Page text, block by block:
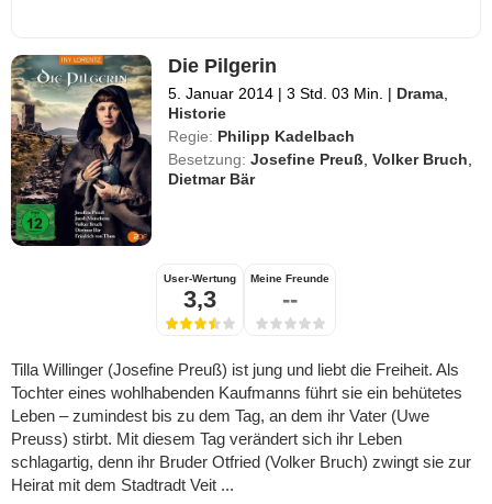
Die Pilgerin
5. Januar 2014 | 3 Std. 03 Min. | Drama,
Historie
Regie: Philipp Kadelbach
Besetzung: Josefine Preuß,Volker Bruch,
Dietmar Bär
User-Wertung
3,3
Meine Freunde
--
Tilla Willinger (Josefine Preuß) ist jung und liebt die Freiheit. Als
Tochter eines wohlhabenden Kaufmanns führt sie ein behütetes
Leben – zumindest bis zu dem Tag, an dem ihr Vater (Uwe
Preuss) stirbt. Mit diesem Tag verändert sich ihr Leben
schlagartig, denn ihr Bruder Otfried (Volker Bruch) zwingt sie zur
Heirat mit dem Stadtradt Veit ...